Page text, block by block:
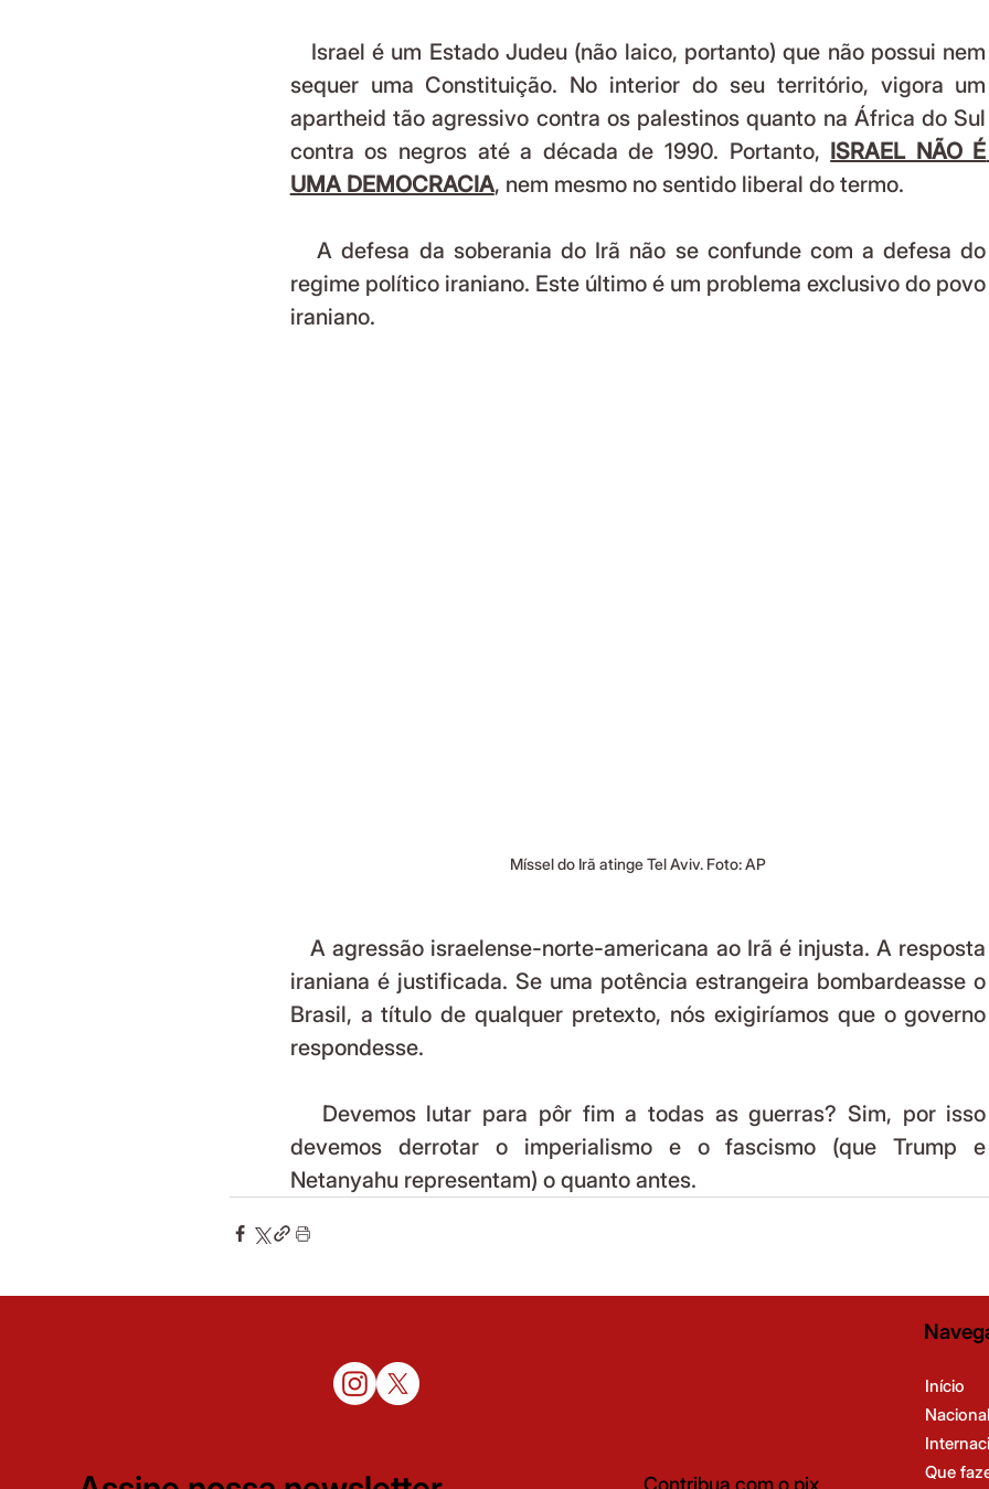
sequer uma Constituição. No interior do seu território, vigora um
apartheid tão agressivo contra os palestinos quanto na África do Sul
contra os negros até a década de 1990. Portanto, ISRAEL NÃO É
UMA DEMOCRACIA, nem mesmo no sentido liberal do termo.
   A defesa da soberania do Irã não se confunde com a defesa do
regime político iraniano. Este último é um problema exclusivo do povo
iraniano.
Míssel do Irã atinge Tel Aviv. Foto: AP
   A agressão israelense-norte-americana ao Irã é injusta. A resposta
iraniana é justificada. Se uma potência estrangeira bombardeasse o
Brasil, a título de qualquer pretexto, nós exigiríamos que o governo
respondesse.
devemos derrotar o imperialismo e o fascismo (que Trump e
Netanyahu representam) o quanto antes.
Contribua com o pix
Início
Nacional
Que